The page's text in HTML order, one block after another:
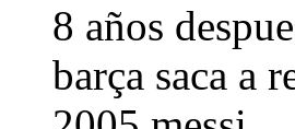
8 años
barça saca a